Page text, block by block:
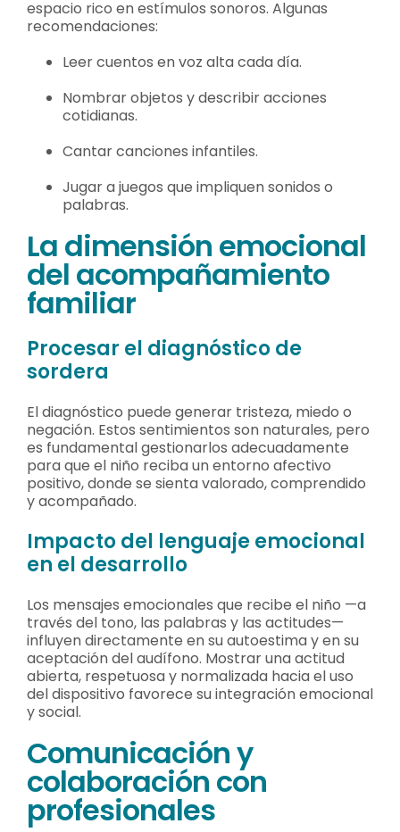
espacio rico en estímulos sonoros. Algunas
recomendaciones:
Leer cuentos en voz alta cada día.
Nombrar objetos y describir acciones
cotidianas.
Cantar canciones infantiles.
Jugar a juegos que impliquen sonidos o
palabras.
La dimensión emocional
del acompañamiento
familiar
Procesar el diagnóstico de
sordera
El diagnóstico puede generar tristeza, miedo o
negación. Estos sentimientos son naturales, pero
es fundamental gestionarlos adecuadamente
para que el niño reciba un entorno afectivo
positivo, donde se sienta valorado, comprendido
y acompañado.
Impacto del lenguaje emocional
en el desarrollo
Los mensajes emocionales que recibe el niño —a
través del tono, las palabras y las actitudes—
influyen directamente en su autoestima y en su
aceptación del audífono. Mostrar una actitud
abierta, respetuosa y normalizada hacia el uso
del dispositivo favorece su integración emocional
y social.
Comunicación y
colaboración con
profesionales